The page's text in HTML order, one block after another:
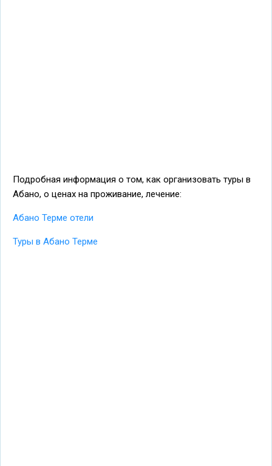
Подробная информация о том, как организовать туры в
Абано, о ценах на проживание, лечение:
Абано Терме отели
Туры в Абано Терме